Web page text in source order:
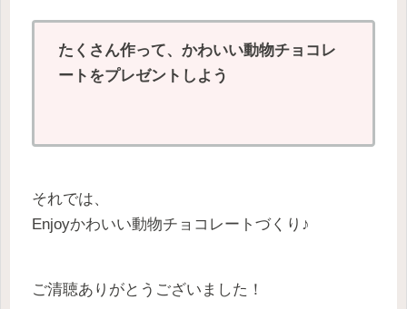
たくさん作って、かわいい動物チョコレ
ートをプレゼントしよう
それでは、
Enjoyかわいい動物チョコレートづくり♪
ご清聴ありがとうございました！